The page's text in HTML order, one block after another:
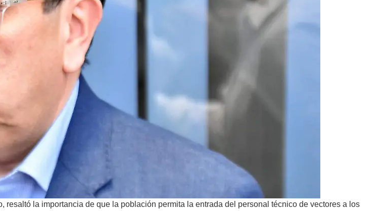
la importancia de que la población permita la entrada del personal técnico de vectores a los